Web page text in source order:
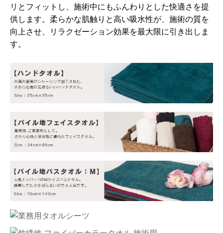
リとフィットし、施術中にもふんわりとした快適さを提
供します。柔らかな肌触りと高い吸水性が、施術の質を
向上させ、リラクゼーション効果を最大限に引き出しま
す。